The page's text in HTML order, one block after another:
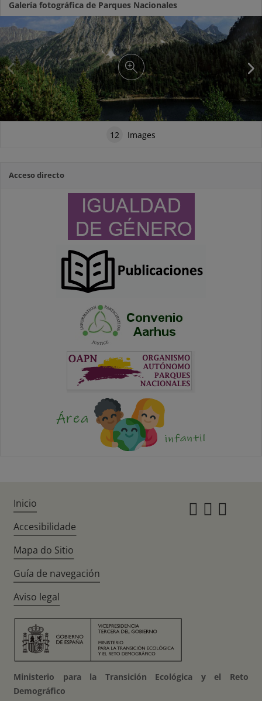
Galería fotográfica de Parques Nacionales
12 Images
Acceso directo
Inicio
Accesibilidade
Mapa do Sitio
Guía de navegación
Aviso legal
Ministerio para la Transición Ecológica y el Reto
Demográfico